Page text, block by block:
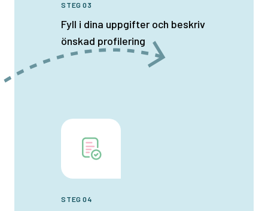
STEG 03
Fyll i dina uppgifter och beskriv
önskad profilering
STEG 04